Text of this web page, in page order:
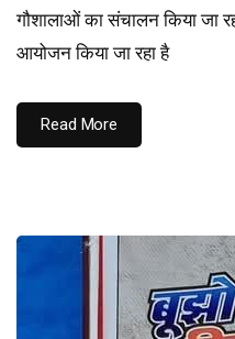
गौशालाओं का संचालन किया जा
आयोजन किया जा रहा है
Read More